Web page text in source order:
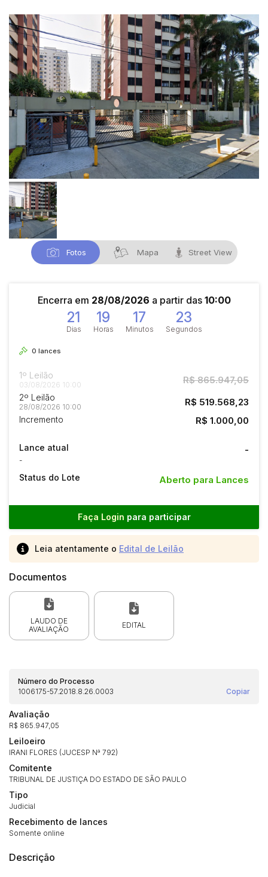
Fotos Mapa Street View
Encerra em 28/08/2026 a partir das 10:00
21
Dias
19
Horas
17
Minutos
23
Segundos
0 lances
1º Leilão
03/08/2026 10:00 R$ 865.947,05
2º Leilão
28/08/2026 10:00 R$ 519.568,23
Incremento R$ 1.000,00
Lance atual
-
-
Status do Lote Aberto para Lances
Faça Login para participar
Leia atentamente o Edital de Leilão
Documentos
LAUDO DE
AVALIAÇÃO
EDITAL
Número do Processo
1006175-57.2018.8.26.0003
Copiar
Avaliação
R$ 865.947,05
Leiloeiro
IRANI FLORES (JUCESP Nª 792)
Comitente
TRIBUNAL DE JUSTIÇA DO ESTADO DE SÃO PAULO
Tipo
Judicial
Recebimento de lances
Somente online
Descrição